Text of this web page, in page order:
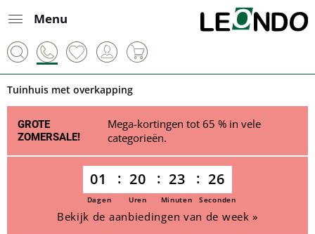
Menu
Tuinhuis met overkapping
GROTE
ZOMERSALE!
Mega-kortingen tot 65 % in vele
categorieën.
01 20 23 25
Dagen Uren Minuten Seconden
Bekijk de aanbiedingen van de week »